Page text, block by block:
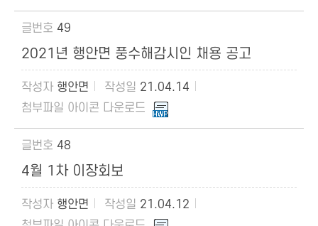
49
2021년 행안면 풍수해감시인 채용 공고
행안면 21.04.14
48
4월 1차 이장회보
행안면 21.04.12